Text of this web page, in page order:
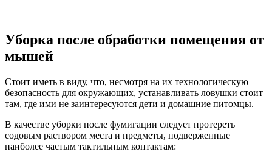
Уборка после обработки помещения от
мышей
Стоит иметь в виду, что, несмотря на их технологическую
безопасность для окружающих, устанавливать ловушки стоит
там, где ими не заинтересуются дети и домашние питомцы.
В качестве уборки после фумигации следует протереть
содовым раствором места и предметы, подверженные
наиболее частым тактильным контактам: